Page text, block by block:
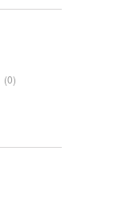
(0)